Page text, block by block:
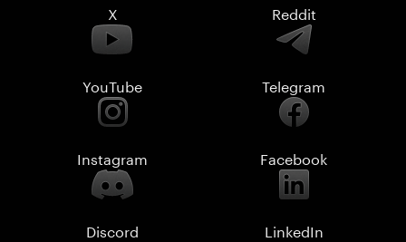
X Reddit
YouTube Telegram
Instagram Facebook
Discord LinkedIn